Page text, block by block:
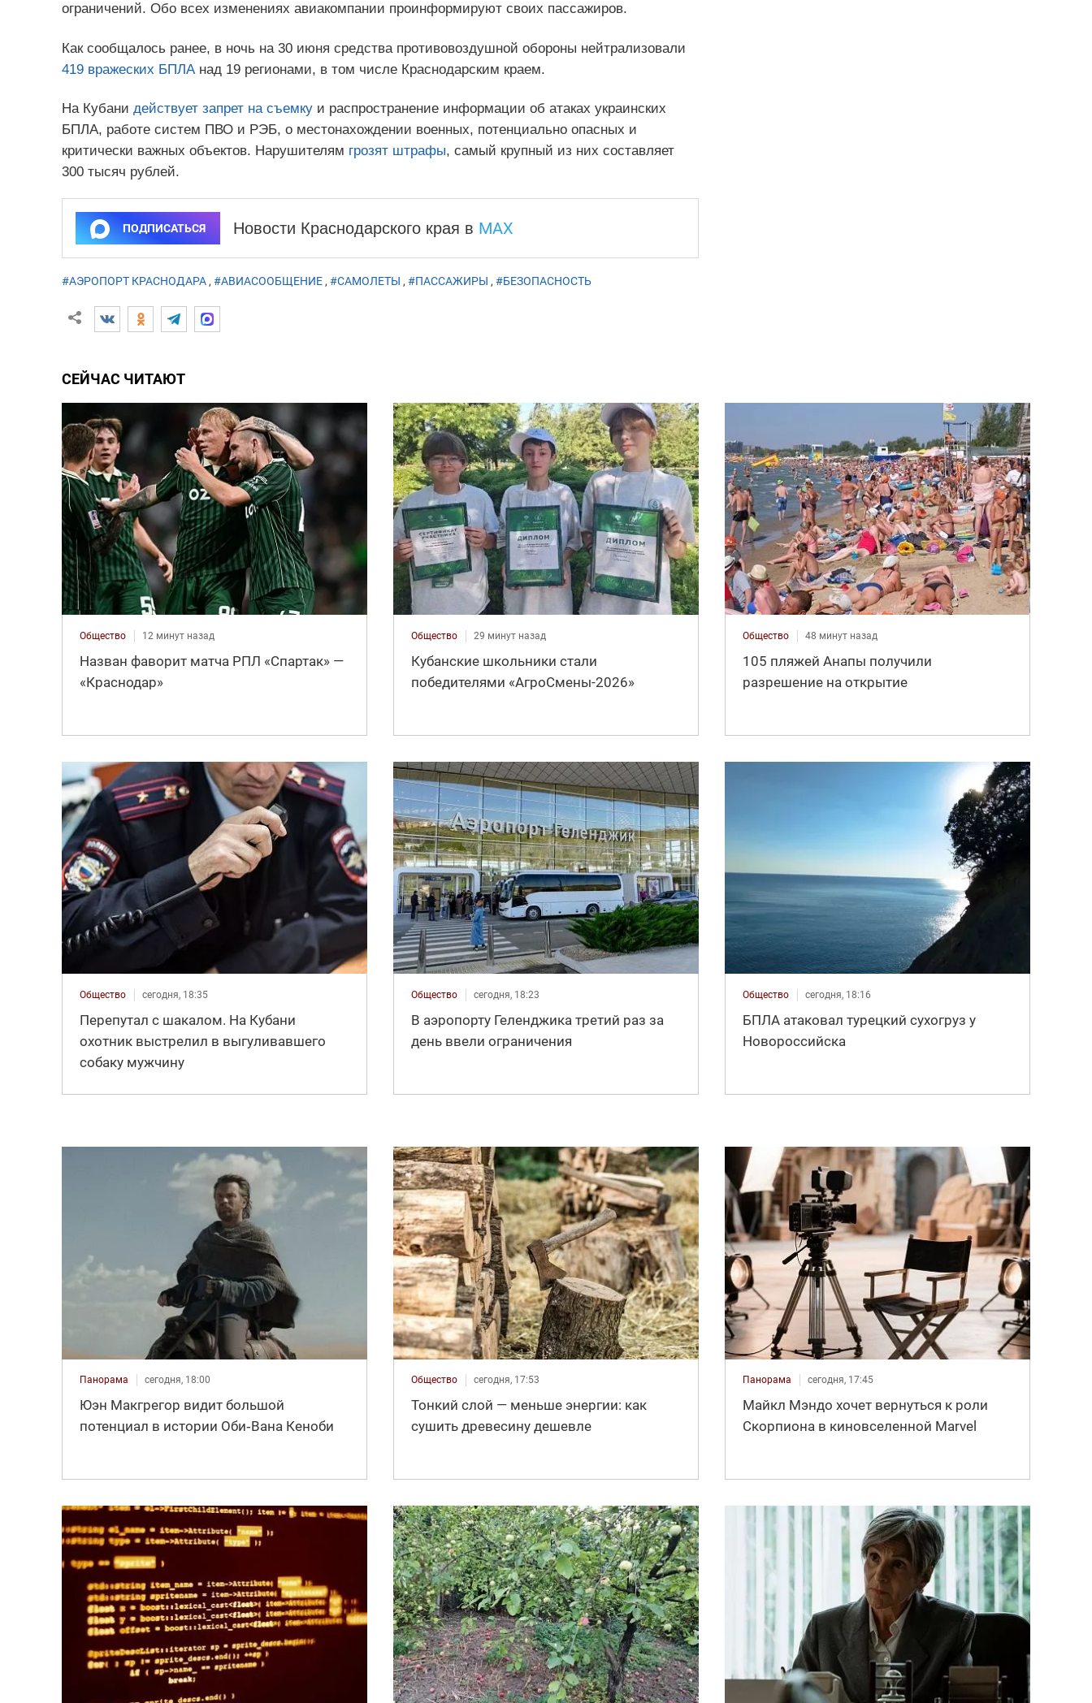
ограничений. Обо всех изменениях авиакомпании проинформируют своих пассажиров.
Как сообщалось ранее, в ночь на 30 июня средства противовоздушной обороны нейтрализовали
419 вражеских БПЛАнад 19 регионами, в том числе Краснодарским краем.
На Кубани действует запрет на съемкуи распространение информации об атаках украинских
БПЛА, работе систем ПВО и РЭБ, о местонахождении военных, потенциально опасных и
критически важных объектов. Нарушителям грозят штрафы, самый крупный из них составляет
300 тысяч рублей.
ПОДПИСАТЬСЯ Новости Краснодарского края в MAX
#АЭРОПОРТ КРАСНОДАРА, #АВИАСООБЩЕНИЕ, #САМОЛЕТЫ , #ПАССАЖИРЫ , #БЕЗОПАСНОСТЬ
СЕЙЧАС ЧИТАЮТ
Общество 12 минут назад
Назван фаворит матча РПЛ «Спартак» —
«Краснодар»
Общество 29 минут назад
Кубанские школьники стали
победителями «АгроСмены-2026»
Общество 48 минут назад
105 пляжей Анапы получили
разрешение на открытие
Общество сегодня, 18:35
Перепутал с шакалом. На Кубани
охотник выстрелил в выгуливавшего
собаку мужчину
Общество сегодня, 18:23
В аэропорту Геленджика третий раз за
день ввели ограничения
Общество сегодня, 18:16
БПЛА атаковал турецкий сухогруз у
Новороссийска
Панорама сегодня, 18:00
Юэн Макгрегор видит большой
потенциал в истории Оби‑Вана Кеноби
Общество сегодня, 17:53
Тонкий слой — меньше энергии: как
сушить древесину дешевле
Панорама сегодня, 17:45
Майкл Мэндо хочет вернуться к роли
Скорпиона в киновселенной Marvel